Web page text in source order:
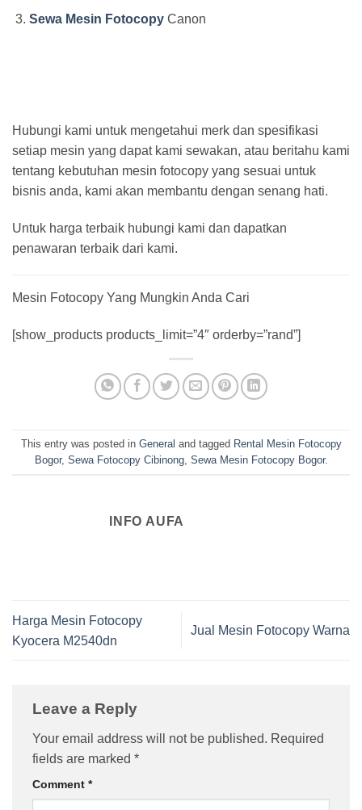
Sewa Mesin FotocopyCanon
Hubungi kami untuk mengetahui merk dan spesifikasi
setiap mesin yang dapat kami sewakan, atau beritahu kami
tentang kebutuhan mesin fotocopy yang sesuai untuk
bisnis anda, kami akan membantu dengan senang hati.
Untuk harga terbaik hubungi kami dan dapatkan
penawaran terbaik dari kami.
Mesin Fotocopy Yang Mungkin Anda Cari
[show_products products_limit=”4″ orderby=”rand”]
This entry was posted in General and tagged Rental Mesin Fotocopy
Bogor, Sewa Fotocopy Cibinong, Sewa Mesin Fotocopy Bogor.
INFO AUFA
Harga Mesin Fotocopy
Kyocera M2540dn
Jual Mesin Fotocopy Warna
Leave a Reply
Your email address will not be published. Required
fields are marked *
Comment *